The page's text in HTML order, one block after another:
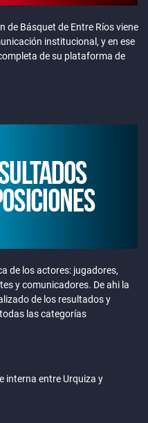
de Básquet de Entre Ríos viene
institucional, y en ese
de su plataforma de
de los actores: jugadores,
y comunicadores. De ahi la
de los resultados y
las categorías
interna entre Urquiza y